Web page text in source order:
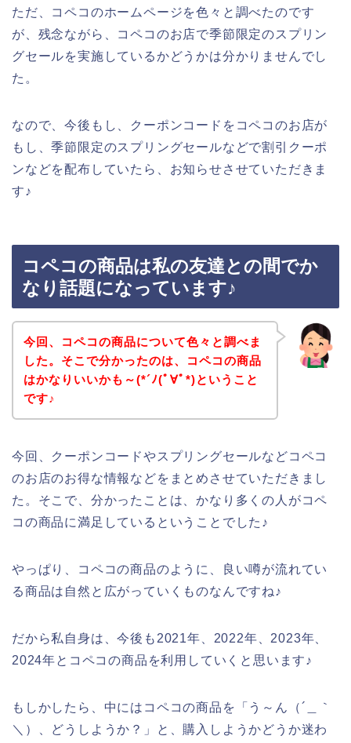
ただ、コペコのホームページを色々と調べたのです
が、残念ながら、コペコのお店で季節限定のスプリン
グセールを実施しているかどうかは分かりませんでし
た。
なので、今後もし、クーポンコードをコペコのお店が
もし、季節限定のスプリングセールなどで割引クーポ
ンなどを配布していたら、お知らせさせていただきま
す♪
コペコの商品は私の友達との間でか
なり話題になっています♪
今回、コペコの商品について色々と調べま
した。そこで分かったのは、コペコの商品
はかなりいいかも～(*´ﾉ(ﾟ∀ﾟ*)ということ
です♪
今回、クーポンコードやスプリングセールなどコペコ
のお店のお得な情報などをまとめさせていただきまし
た。そこで、分かったことは、かなり多くの人がコペ
コの商品に満足しているということでした♪
やっぱり、コペコの商品のように、良い噂が流れてい
る商品は自然と広がっていくものなんですね♪
だから私自身は、今後も2021年、2022年、2023年、
2024年とコペコの商品を利用していくと思います♪
もしかしたら、中にはコペコの商品を「う～ん（´＿｀
＼）、どうしようか？」と、購入しようかどうか迷わ